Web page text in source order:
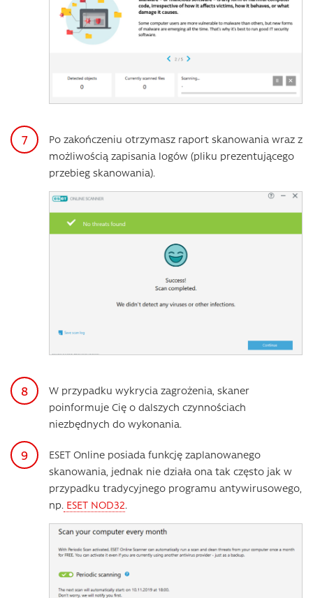
Po zakończeniu otrzymasz raport skanowania wraz z
możliwością zapisania logów (pliku prezentującego
przebieg skanowania).
W przypadku wykrycia zagrożenia, skaner
poinformuje Cię o dalszych czynnościach
niezbędnych do wykonania.
ESET Online posiada funkcję zaplanowanego
skanowania, jednak nie działa ona tak często jak w
przypadku tradycyjnego programu antywirusowego,
np. ESET NOD32.